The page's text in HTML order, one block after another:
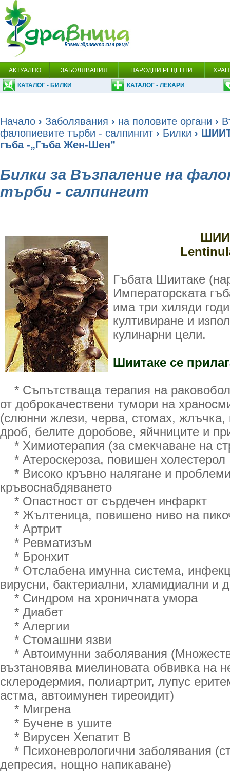
АКТУАЛНО ЗАБОЛЯВАНИЯ НАРОДНИ РЕЦЕПТИ
КАТАЛОГ - БИЛКИ КАТАЛОГ - ЛЕКАРИ
Начало › Заболявания › на половите органи ›
фалопиевите търби - салпингит › Билки ›
гъба -„Гъба Жен-Шен”
Билки за Възпаление на
търби - салпингит
Гъбата Шиитаке
Императорската
има три хиляди
култивиране и
кулинарни цели.
Шиитаке се
* Съпътстваща терапия на
от доброкачествени тумори на
(слюнни жлези, черва, стомах, жлъчка,
дроб, белите доробове, яйчниците и
* Химиотерапия (за смекчаване на
* Атероскероза, повишен холестерол
* Високо кръвно налягане и
кръвоснабдяването
* Опастност от сърдечен инфаркт
* Жълтеница, повишено ниво на
* Артрит
* Ревматизъм
* Бронхит
* Отслабена имунна система,
вирусни, бактериални, хламидиални и
* Синдром на хроничната умора
* Диабет
* Алергии
* Стомашни язви
* Автоимунни заболявания
възтановява миелиновата обвивка на
склеродермия, полиартрит, лупус
астма, автоимунен тиреоидит)
* Мигрена
* Бучене в ушите
* Вирусен Хепатит B
* Психоневрологични заболявания
депресия, нощно напикаване)